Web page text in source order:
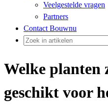
Veelgestelde vragen
Partners
Contact Bouwnu
Welke planten
geschikt voor